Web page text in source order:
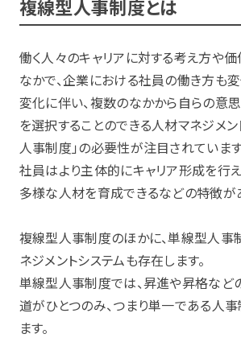
複線型人事制度とは
働く人々のキャリアに対する考え方や
なかで、企業における社員の働き方も変
変化に伴い、複数のなかから自らの意
を選択することのできる人材マネジメン
人事制度」の必要性が注目されています
社員はより主体的にキャリア形成を行え
多様な人材を育成できるなどの特徴が
複線型人事制度のほかに、単線型人事
ネジメントシステムも存在します。
単線型人事制度では、昇進や昇格など
道がひとつのみ、つまり単一である人
ます。